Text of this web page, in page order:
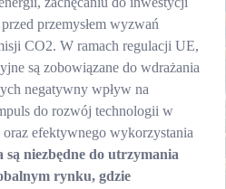
przemysłem wyzwań
CO2. W ramach regulacji UE,
są zobowiązane do wdrażania
negatywny wpływ na
do rozwój technologii w
efektywnego wykorzystania
są niezbędne do utrzymania
rynku, gdzie